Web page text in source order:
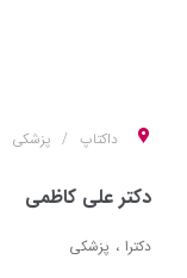
داکتاپ پزشکی
دکتر علی کاظمی
دکترا پزشکی